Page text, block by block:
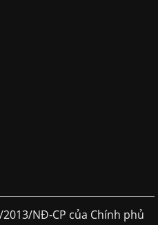
NĐ-CP của Chính phủ